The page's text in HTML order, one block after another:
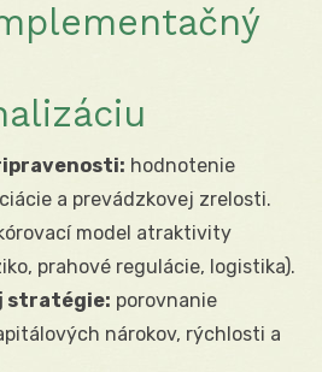
hodnotenie
a prevádzkovej zrelosti.
model atraktivity
prahové regulácie, logistika).
stratégie: porovnanie
nárokov, rýchlosti a